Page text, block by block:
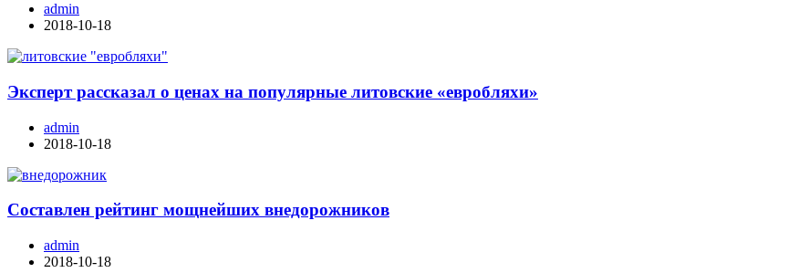
admin
2018-10-18
Эксперт рассказал о ценах на популярные литовские «евробляхи»
admin
2018-10-18
Составлен рейтинг мощнейших внедорожников
admin
2018-10-18